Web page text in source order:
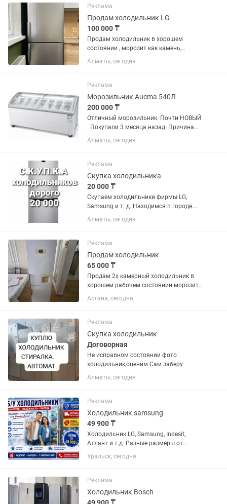
Реклама
Продам холодильник LG
100 000 ₸
Продам холодильник в хорошем
состоянии , морозит как камень,
продукты не портятся, вместительный.
Только самовывоз
Алматы, сегодня
Реклама
Морозильник Aucma 540Л
200 000 ₸
Отличный морозильник. Почти НОВЫЙ
. Покупали 3 месяца назад. Причина
продажи закрытия магазина. Восток
85см ширина 150 см глубина 70 см
Алматы, сегодня
Реклама
Скупка холодильника
20 000 ₸
Скупаем холодильники фирмы LG,
Samsung и т. д. Находимся в городе.
Сами приедем и сами заберем.
Алматы, сегодня
Реклама
Продам холодильник
65 000 ₸
Продам 2х камерный холодильник в
хорошем рабочем состоянии морозит
и холодит марка LG No Frost высота
1,90 см ширина 60см все как на фото
Есть и стиральная машина...
Астана, сегодня
Реклама
Скупка холодильник
Договорная
Не исправном состоянии фото
холодильник,оценим Сам заберу
Алматы, сегодня
Реклама
Холодильник samsung
49 900 ₸
Холодильник LG, Samsung, Indesit,
Атлант и т.д. Разные размеры от
маленького данного до большого двух
метрового. Всё холодильники
обслужены. Резинки целые, дверцы
хорошо...
Уральск, сегодня
Реклама
Холодильник Bosch